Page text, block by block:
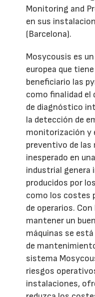
Monitoring and
en sus
(Barcelona).
Mosycousis es
europea que
beneficiario las
como finalidad el
de diagnóstico
la detección de
monitorización y
preventivo de las
inesperado en
industrial
producidos por
como los costes
de operarios.
mantener un
máquinas se
de
sistema
riesgos
instalaciones,